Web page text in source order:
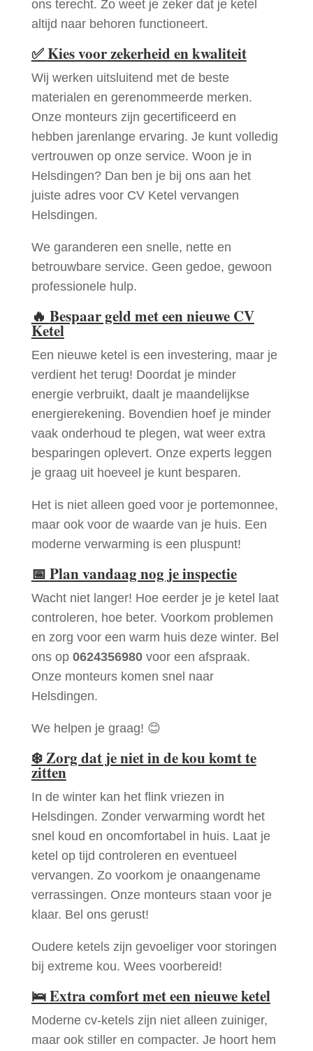
ons terecht. Zo weet je zeker dat je ketel
altijd naar behoren functioneert.
✅Kies voor zekerheid en kwaliteit
Wij werken uitsluitend met de beste
materialen en gerenommeerde merken.
Onze monteurs zijn gecertificeerd en
hebben jarenlange ervaring. Je kunt volledig
vertrouwen op onze service. Woon je in
Helsdingen? Dan ben je bij ons aan het
juiste adres voor CV Ketel vervangen
Helsdingen.
We garanderen een snelle, nette en
betrouwbare service. Geen gedoe, gewoon
professionele hulp.
🔥 Bespaar geld met een nieuwe CV
Ketel
Een nieuwe ketel is een investering, maar je
verdient het terug! Doordat je minder
energie verbruikt, daalt je maandelijkse
energierekening. Bovendien hoef je minder
vaak onderhoud te plegen, wat weer extra
besparingen oplevert. Onze experts leggen
je graag uit hoeveel je kunt besparen.
Het is niet alleen goed voor je portemonnee,
maar ook voor de waarde van je huis. Een
moderne verwarming is een pluspunt!
📅 Plan vandaag nog je inspectie
Wacht niet langer! Hoe eerder je je ketel laat
controleren, hoe beter. Voorkom problemen
en zorg voor een warm huis deze winter. Bel
ons op 0624356980voor een afspraak.
Onze monteurs komen snel naar
Helsdingen.
We helpen je graag! 😊
❄️Zorg dat je niet in de kou komt te
zitten
In de winter kan het flink vriezen in
Helsdingen. Zonder verwarming wordt het
snel koud en oncomfortabel in huis. Laat je
ketel op tijd controleren en eventueel
vervangen. Zo voorkom je onaangename
verrassingen. Onze monteurs staan voor je
klaar. Bel ons gerust!
Oudere ketels zijn gevoeliger voor storingen
bij extreme kou. Wees voorbereid!
🛌Extra comfort met een nieuwe ketel
Moderne cv-ketels zijn niet alleen zuiniger,
maar ook stiller en compacter. Je hoort hem